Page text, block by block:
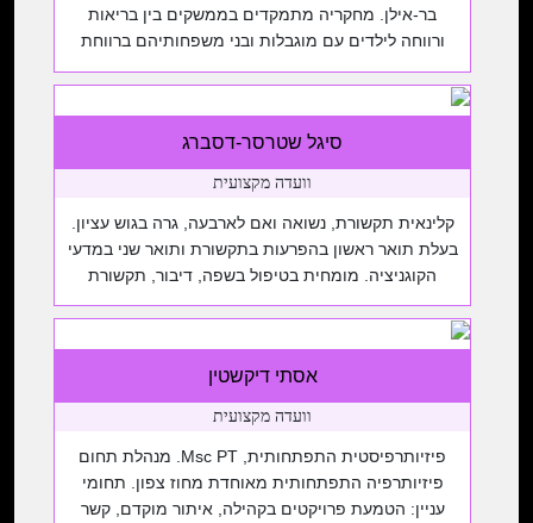
בר-אילן. מחקריה מתמקדים בממשקים בין בריאות
ורווחה לילדים עם מוגבלות ובני משפחותיהם ברווחת
הילד. בעלת ניסיון של למעלה מ-20 שנה כעובדת
ההתפתחותית, הדריכה וניהלה את השירות הסוציאלי
במערך התפתחות הילד בקופת חולים מאוחדת במחוז
צפון. היא חברה בוועד המנהל של האגודה להתפתחות
הילד.
סיגל שטרסר-דסברג
וועדה מקצועית
קלינאית תקשורת, נשואה ואם לארבעה, גרה בגוש עציון.
בעלת תואר ראשון בהפרעות בתקשורת ותואר שני במדעי
הקוגניציה. מומחית בטיפול בשפה, דיבור, תקשורת
תומכת וחליפית ואכילה. עובדת בגן מש”י בירושלים,
עניין: ילדים עם לקויות מורכבות, שיתוק מוחין, תקשורת
תומכת וחליפית, והדרכת צוותים רב-תחומיים.
אסתי דיקשטין
וועדה מקצועית
פיזיותרפיסטית התפתחותית, Msc PT. מנהלת תחום
פיזיותרפיה התפתחותית מאוחדת מחוז צפון. תחומי
עניין: הטמעת פרויקטים בקהילה, איתור מוקדם, קשר